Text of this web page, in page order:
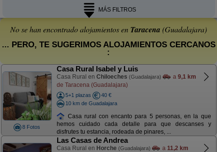
MÁS FILTROS
No se han encontrado alojamientos en Taracena (Guadalajara)
... PERO, TE SUGERIMOS ALOJAMIENTOS CERCANOS
:
8 Fotos
Casa Rural Isabel y Luis
Casa Rural en Chiloeches (Guadalajara) a 9,1 km
de Taracena (Guadalajara)
5+1 plazas
40 €
10 km de Guadalajara
Casa rural con encanto para 5 personas, en la que
hemos cuidado cada detalle para que descanses y
disfrutes tu estancia, rodeada de pinares, ...
Las Casas de Andrea
Casa Rural en Horche (Guadalajara) a 11,2 km